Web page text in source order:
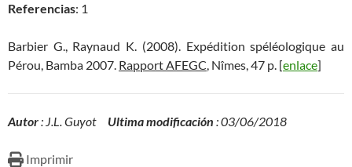
Referencias: 1
Barbier G., Raynaud K. (2008). Expédition spéléologique au
Pérou, Bamba 2007. Rapport AFEGC, Nîmes, 47 p. [enlace]
Autor: J.L. Guyot Ultima modificación : 03/06/2018
Imprimir